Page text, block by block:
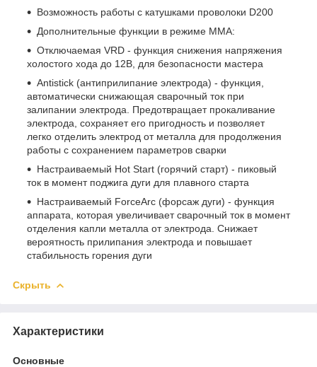
Возможность работы с катушками проволоки D200
Дополнительные функции в режиме ММА:
Отключаемая VRD - функция снижения напряжения
холостого хода до 12В, для безопасности мастера
Antistick (антиприлипание электрода) - функция,
автоматически снижающая сварочный ток при
залипании электрода. Предотвращает прокаливание
электрода, сохраняет его пригодность и позволяет
легко отделить электрод от металла для продолжения
работы с сохранением параметров сварки
Настраиваемый Hot Start (горячий старт) - пиковый
ток в момент поджига дуги для плавного старта
Настраиваемый ForceArc (форсаж дуги) - функция
аппарата, которая увеличивает сварочный ток в момент
отделения капли металла от электрода. Снижает
вероятность прилипания электрода и повышает
стабильность горения дуги
Скрыть
Характеристики
Основные